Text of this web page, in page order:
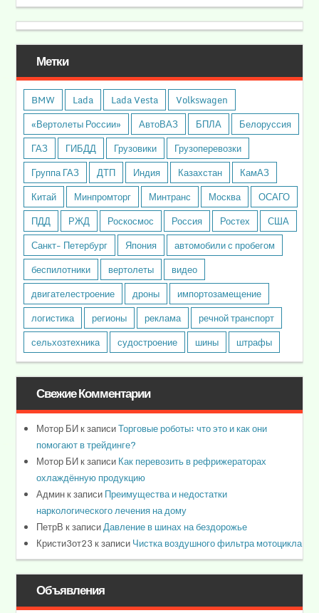
Метки
BMW Lada Lada Vesta
Volkswagen
«Вертолеты России»
АвтоВАЗ БПЛА
Белоруссия
ГАЗ
ГИБДД Грузовики
Грузоперевозки
Группа ГАЗ
ДТП Индия Казахстан
КамАЗ
Китай
Минпромторг Минтранс Москва
ОСАГО
ПДД
РЖД Роскосмос Россия Ростех
США
Санкт- Петербург
Япония
автомобили с пробегом
беспилотники
вертолеты
видео
двигателестроение
дроны
импортозамещение
логистика
регионы реклама
речной транспорт
сельхозтехника
судостроение шины штрафы
Свежие Комментарии
Мотор БИк записиТорговые роботы: что это и как они
помогают в трейдинге?
Мотор БИк записиКак перевозить в рефрижераторах
охлаждённую продукцию
Админк записиПреимущества и недостатки
наркологического лечения на дому
ПетрВ к записиДавление в шинах на бездорожье
Кристи3от23 к записиЧистка воздушного фильтра мотоцикла
Объявления